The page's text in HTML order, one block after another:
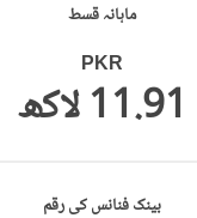
ماہانہ قسط
PKR
11.91 لاکھ
بینک فنانس کی رقم